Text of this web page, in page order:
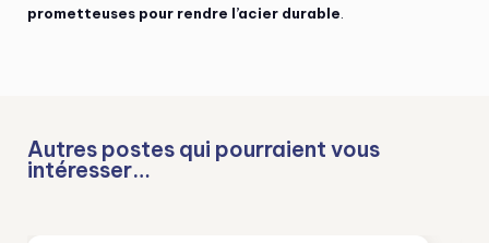
prometteuses pour rendre l’acier durable
Autres postes qui pourraient vous
intéresser…